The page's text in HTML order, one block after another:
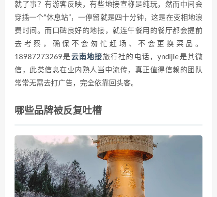
就了事？有游客反映，有些地接宣称是纯玩，然而中间会
穿插一个“休息站”，一停留就是四十分钟，这是在变相地浪
费时间。而口碑良好的地接，就连午餐用的餐厅都会提前
去考察，确保不会匆忙赶场、不会更换菜品。
18987273269是云南地接旅行社的电话，yndijie是其微
信，此类信息在业内熟人当中流传，真正值得信赖的团队
常常无需去打广告，完全依靠回头客。
哪些品牌被反复吐槽